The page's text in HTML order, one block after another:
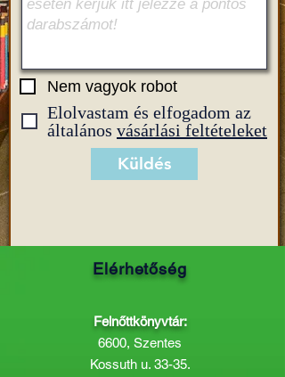
Nem vagyok robot
Elolvastam és elfogadom az
általános vásárlási feltételeket
Küldés
Elérhetőség
Felnőttkönyvtár:
6600, Szentes
Kossuth u. 33-35.